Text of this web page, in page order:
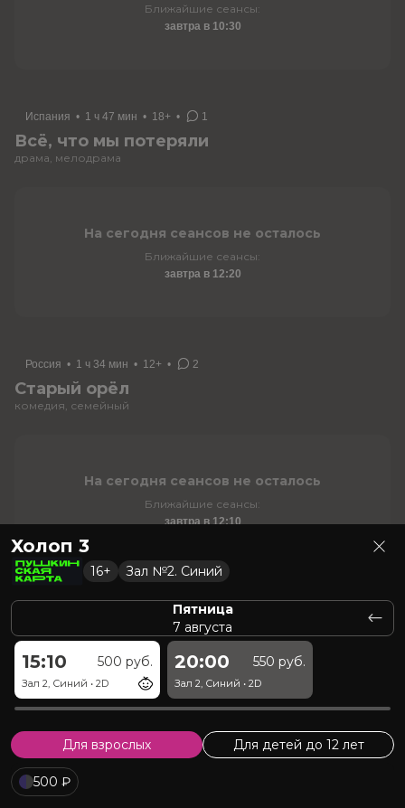
Ближайшие сеансы:
завтра в 10:30
Испания • 1 ч 47 мин • 18+ • 1
Всё, что мы потеряли
драма, мелодрама
На сегодня сеансов не осталось
Ближайшие сеансы:
завтра в 12:20
Россия • 1 ч 34 мин • 12+ • 2
Старый орёл
комедия, семейный
На сегодня сеансов не осталось
Ближайшие сеансы:
завтра в 12:10
3
Зловещие мертвецы: Пекло
ужасы
На сегодня сеансов не осталось
Ближайшие сеансы:
Холоп 3
16+ Зал №2. Синий
Пятница
7 августа
15:10 500 руб.
Зал 2, Синий • 2D
20:00 550 руб.
Зал 2, Синий • 2D
Для взрослых Для детей до 12 лет
500 ₽